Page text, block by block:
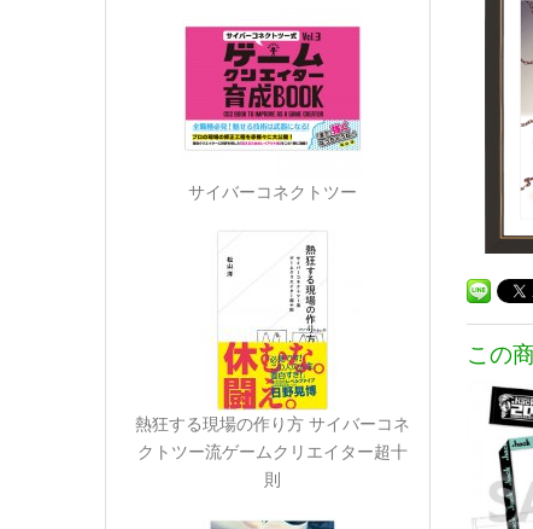
この
サイバーコネクトツー
熱狂する現場の作り方 サイバーコネ
クトツー流ゲームクリエイター超十
則